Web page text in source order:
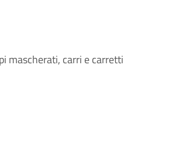
mascherati, carri e carretti